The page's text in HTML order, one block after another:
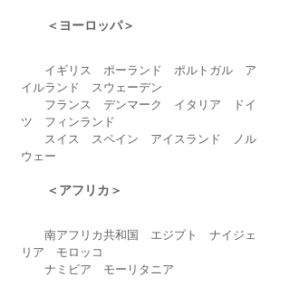
＜ヨーロッパ＞
イギリス　ポーランド　ポルトガル　ア
イルランド　スウェーデン
フランス　デンマーク　イタリア　ドイ
ツ　フィンランド
スイス　スペイン　アイスランド　ノル
ウェー
＜アフリカ＞
南アフリカ共和国　エジプト　ナイジェ
リア　モロッコ
ナミビア　モーリタニア